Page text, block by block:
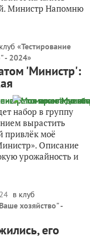
Министр Напомню
«Тестирование
- 2024»
'Министр':
набор в группу
вырастить
привлёк моё
Описание
урожайность и
в клуб
хозяйство" -
его